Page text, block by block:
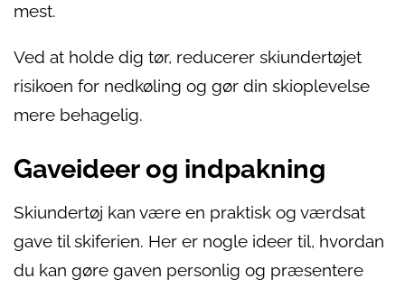
mest.
Ved at holde dig tør, reducerer skiundertøjet
risikoen for nedkøling og gør din skioplevelse
mere behagelig.
Gaveideer og indpakning
Skiundertøj kan være en praktisk og værdsat
gave til skiferien. Her er nogle ideer til, hvordan
du kan gøre gaven personlig og præsentere